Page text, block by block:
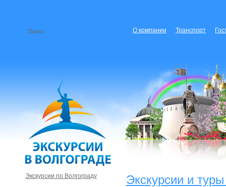
О компании Транспорт
Экскурсии и
Экскурсии по Волгограду